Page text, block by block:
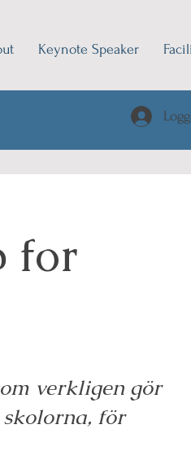
Keynote Speaker
for
verkligen gör
för